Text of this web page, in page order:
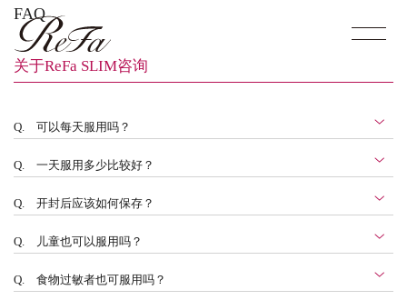
FAQ
关于ReFa SLIM咨询
Q. 可以每天服用吗？
Q. 一天服用多少比较好？
Q. 开封后应该如何保存？
Q. 儿童也可以服用吗？
Q. 食物过敏者也可服用吗？